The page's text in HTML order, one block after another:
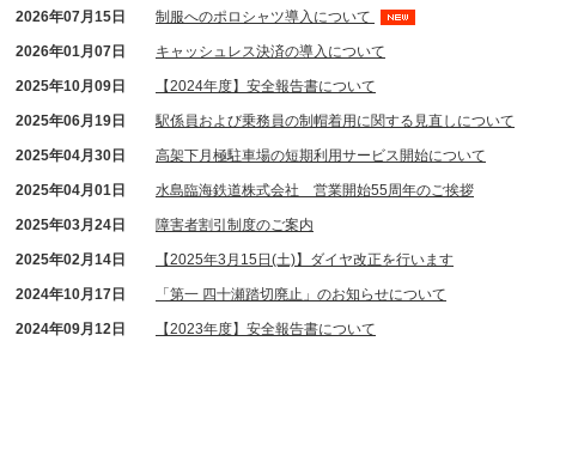
2026年07月15日 制服へのポロシャツ導入について
2026年01月07日 キャッシュレス決済の導入について
2025年10月09日 【2024年度】安全報告書について
2025年06月19日 駅係員および乗務員の制帽着用に関する見直しについて
2025年04月30日 高架下月極駐車場の短期利用サービス開始について
2025年04月01日 水島臨海鉄道株式会社 営業開始55周年のご挨拶
2025年03月24日 障害者割引制度のご案内
2025年02月14日 【2025年3月15日(土)】ダイヤ改正を行います
2024年10月17日 「第一 四十瀬踏切廃止」のお知らせについて
2024年09月12日 【2023年度】安全報告書について